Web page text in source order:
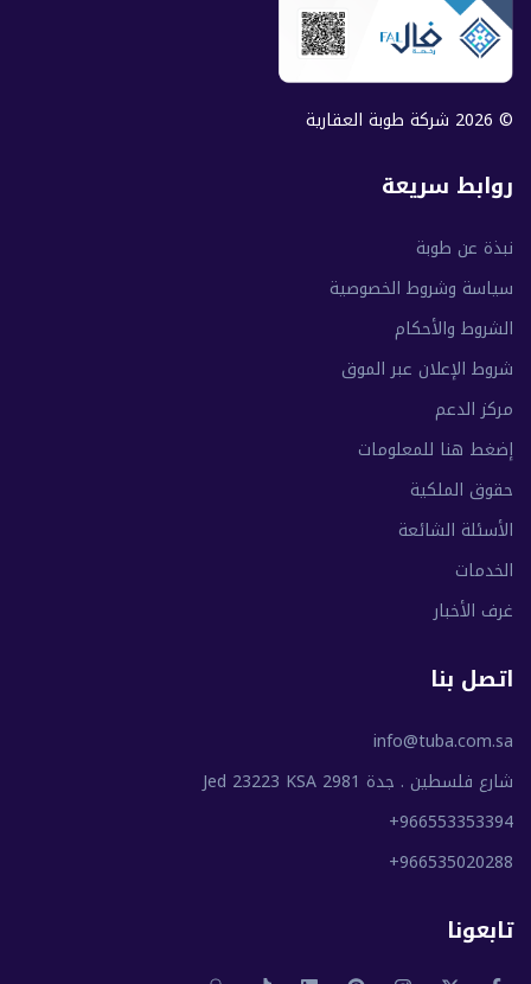
© 2026 شركة طوبة العقارية
روابط سريعة
نبذة عن طوبة
سياسة وشروط الخصوصية
الشروط والأحكام
شروط الإعلان عبر الموق
مركز الدعم
إضغط هنا للمعلومات
حقوق الملكية
الأسئلة الشائعة
الخدمات
غرف الأخبار
اتصل بنا
info@tuba.com.sa
شارع فلسطين . جدة 2981 Jed 23223 KSA
+966553353394
+966535020288
تابعونا